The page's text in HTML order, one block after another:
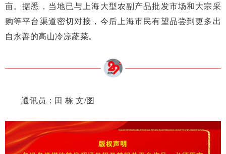
亩。据悉，当地已与上海大型农副产品批发市场和大宗采
购等平台渠道密切对接，今后上海市民有望品尝到更多出
自永善的高山冷凉蔬菜。
通讯员：田 栋 文/图